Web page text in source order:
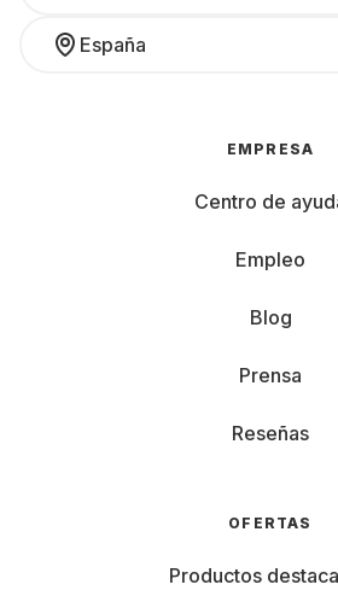
España
EMPRESA
Centro de
Empleo
Blog
Prensa
Reseñas
OFERTAS
Productos